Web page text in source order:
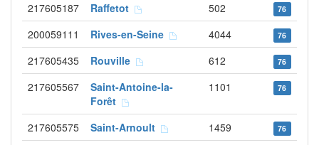
217605187 Raffetot 502 76
200059111 Rives-en-Seine 4044 76
217605435 Rouville 612 76
217605567
Saint-Antoine-la-
Forêt
1101 76
217605575 Saint-Arnoult 1459 76